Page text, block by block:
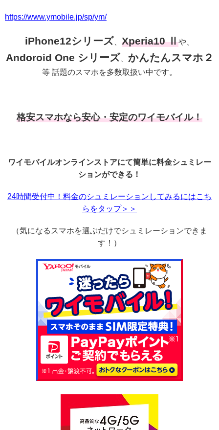
https://www.ymobile.jp/sp/ym/
iPhone12シリーズ、 Xperia10 Ⅱや、
Andoroid One シリーズ、 かんたんスマホ２
等 話題のスマホを多数取扱い中です。
格安スマホなら安心・安定のワイモバイル！
ワイモバイルオンラインストアにて簡単に料金シュミレー
ションができる！
24時間受付中！料金のシュミレーションしてみるにはこち
らをタップ＞＞
（気になるスマホを選ぶだけでシュミレーションできま
す！）